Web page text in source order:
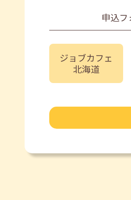
申込
ジョブカフェ
北海道